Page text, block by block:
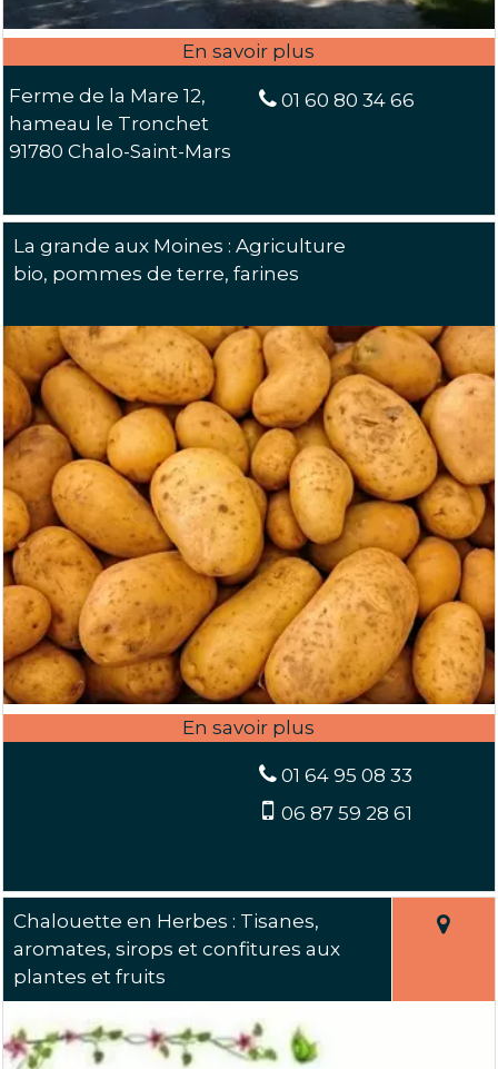
Ferme de la Mare 12,
hameau le Tronchet
91780 Chalo-Saint-Mars
01 60 80 34 66
La grande aux Moines : Agriculture
bio, pommes de terre, farines
01 64 95 08 33
06 87 59 28 61
Chalouette en Herbes : Tisanes,
aromates, sirops et confitures aux
plantes et fruits